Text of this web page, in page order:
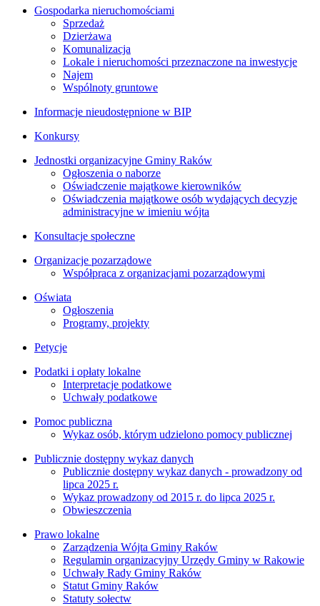
Gospodarka nieruchomościami
Sprzedaż
Dzierżawa
Komunalizacja
Lokale i nieruchomości przeznaczone na inwestycje
Najem
Wspólnoty gruntowe
Informacje nieudostępnione w BIP
Konkursy
Jednostki organizacyjne Gminy Raków
Ogłoszenia o naborze
Oświadczenie majątkowe kierowników
Oświadczenia majątkowe osób wydających decyzje
administracyjne w imieniu wójta
Konsultacje społeczne
Organizacje pozarządowe
Współpraca z organizacjami pozarządowymi
Oświata
Ogłoszenia
Programy, projekty
Petycje
Podatki i opłaty lokalne
Interpretacje podatkowe
Uchwały podatkowe
Pomoc publiczna
Wykaz osób, którym udzielono pomocy publicznej
Publicznie dostępny wykaz danych
Publicznie dostępny wykaz danych - prowadzony od
lipca 2025 r.
Wykaz prowadzony od 2015 r. do lipca 2025 r.
Obwieszczenia
Prawo lokalne
Zarządzenia Wójta Gminy Raków
Regulamin organizacyjny Urzędy Gminy w Rakowie
Uchwały Rady Gminy Raków
Statut Gminy Raków
Statuty sołectw